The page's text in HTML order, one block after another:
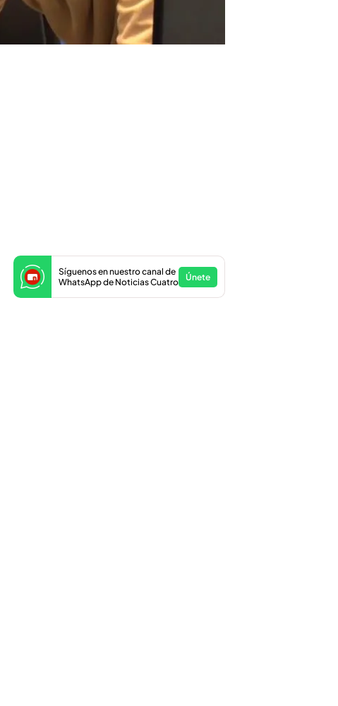
Síguenos en nuestro canal de
WhatsApp de Noticias Cuatro
Únete